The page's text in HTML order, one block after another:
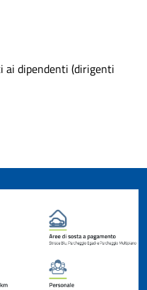
ai dipendenti (dirigenti